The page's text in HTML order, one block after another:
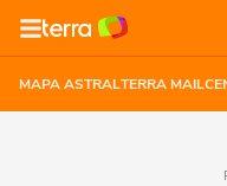
MAPA ASTRALTERRA MAIL